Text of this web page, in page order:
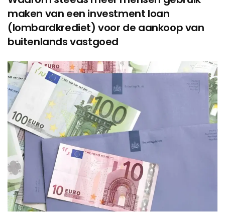
maken van een investment loan
(lombardkrediet) voor de aankoop van
buitenlands vastgoed